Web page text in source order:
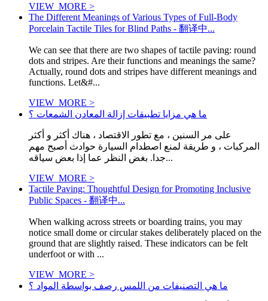
VIEW_MORE >
The Different Meanings of Various Types of Full-Body
Porcelain Tactile Tiles for Blind Paths - 翻译中...
We can see that there are two shapes of tactile paving: round
dots and stripes. Are their functions and meanings the same?
Actually, round dots and stripes have different meanings and
functions. Let&#...
VIEW_MORE >
ما هي مزايا تطبيقات إزالة المعادن الشمعات ؟
على مر السنين ، مع تطور الاقتصاد ، هناك أكثر و أكثر
المركبات ، و طريقة لمنع اصطدام السيارة حوادث أصبح مهم
جدا. بغض النظر عما إذا بعض سياقه...
VIEW_MORE >
Tactile Paving: Thoughtful Design for Promoting Inclusive
Public Spaces - 翻译中...
When walking across streets or boarding trains, you may
notice small dome or circular stakes deliberately placed on the
ground that are slightly raised. These indicators can be felt
underfoot or with ...
VIEW_MORE >
ما هي التصنيفات من اللمس رصف بواسطة المواد ؟